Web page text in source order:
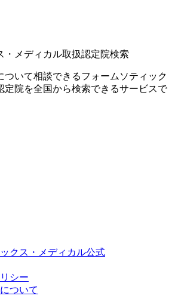
・メディカル取扱認定院検索
ついて相談できるフォームソティック
定院を全国から検索できるサービスで
クス・メディカル公式
シー
ついて